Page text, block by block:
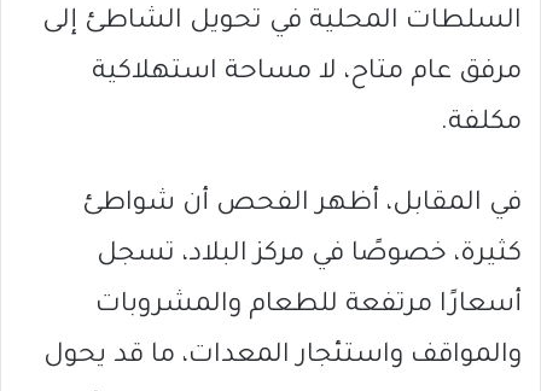
السلطات المحلية في تحويل الشاطئ إلى
مرفق عام متاح، لا مساحة استهلاكية
مكلفة.
في المقابل، أظهر الفحص أن شواطئ
كثيرة، خصوصًا في مركز البلاد، تسجل
أسعارًا مرتفعة للطعام والمشروبات
والمواقف واستئجار المعدات، ما قد يحول